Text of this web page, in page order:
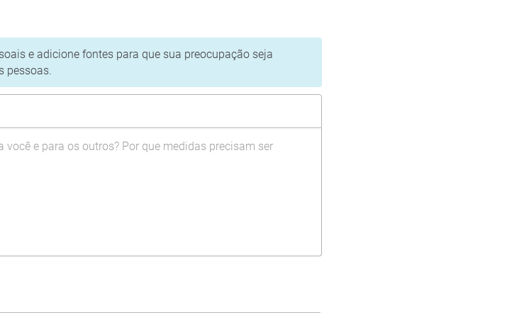
e adicione fontes para que sua preocupação seja
pessoas.